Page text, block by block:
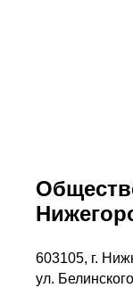
603105, г.
ул.